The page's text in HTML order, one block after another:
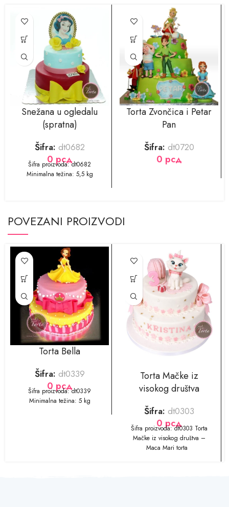
Snežana u ogledalu
(spratna)
Šifra: dt0682
0 рсд
Šifra proizvoda: dt0682
Minimalna težina: 5,5 kg
Torta Zvončica i Petar
Pan
Šifra: dt0720
0 рсд
POVEZANI PROIZVODI
Torta Bella
Šifra: dt0339
0 рсд
​​​​Šifra proizvoda: dt0339
Minimalna težina: 5 kg
Torta Mačke iz
visokog društva
Šifra: dt0303
0 рсд
​​​​Šifra proizvoda: dt0303 Torta
Mačke iz visokog društva –
Maca Mari torta